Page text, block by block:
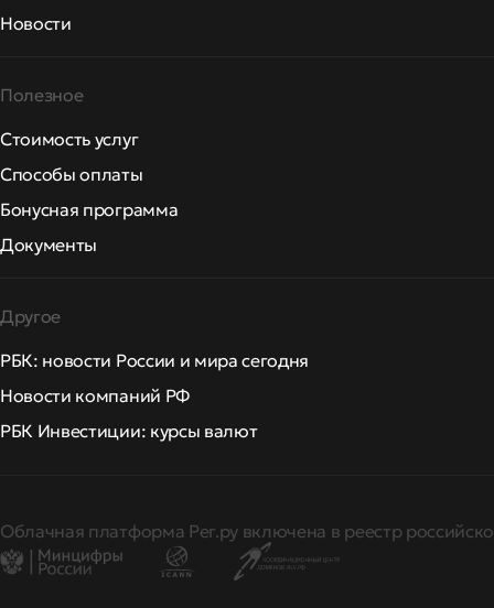
Новости
Полезное
Стоимость услуг
Способы оплаты
Бонусная программа
Документы
Другое
РБК: новости России и мира сегодня
Новости компаний РФ
РБК Инвестиции: курсы валют
Облачная платформа Рег.ру включена в реестр